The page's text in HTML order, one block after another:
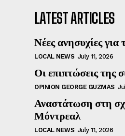
LATEST ARTICLES
Νέες ανησυχίες για
LOCAL NEWS July 11, 2026
Οι επιπτώσεις
OPINION GEORGE GUZMAS
Αναστάτωση στη
Μόντρεαλ
LOCAL NEWS July 11, 2026